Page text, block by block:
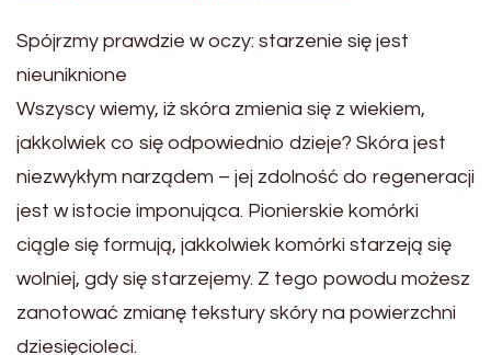
Spójrzmy prawdzie w oczy: starzenie się jest
nieuniknione
Wszyscy wiemy, iż skóra zmienia się z wiekiem,
jakkolwiek co się odpowiednio dzieje? Skóra jest
niezwykłym narządem – jej zdolność do regeneracji
jest w istocie imponująca. Pionierskie komórki
ciągle się formują, jakkolwiek komórki starzeją się
wolniej, gdy się starzejemy. Z tego powodu możesz
zanotować zmianę tekstury skóry na powierzchni
dziesięcioleci.